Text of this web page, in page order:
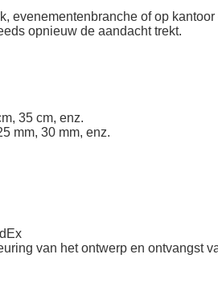
evenementenbranche of op
opnieuw de aandacht trekt.
35 cm, enz.
mm, 30 mm, enz.
van het ontwerp en ontvangst